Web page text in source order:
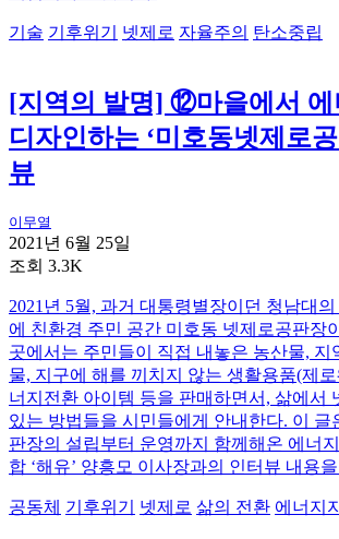
기술 기후위기 넷제로 자율주의 탄소중립
[지역의 발명] ⑫마을에서
디자인하는 ‘미호동넷제로
뷰
이무열
2021년 6월 25일
조회 3.3K
2021년 5월, 과거 대통령별장이던 청남대
에 친환경 주민 공간 미호동 넷제로공판장
곳에서는 주민들이 직접 내놓은 농산물, 지
물, 지구에 해를 끼치지 않는 생활용품(제
너지전환 아이템 등을 판매하면서, 삶에서
있는 방법들을 시민들에게 안내한다. 이 글
판장의 설립부터 운영까지 함께해온 에너
합 ‘해유’ 양흥모 이사장과의 인터뷰 내용
공동체 기후위기 넷제로 삶의 전환 에너지